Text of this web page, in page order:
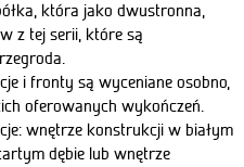
która jako dwustronna,
z tej serii, które są
i fronty są wyceniane osobno,
oferowanych wykończeń.
wnętrze konstrukcji w białym
dębie lub wnętrze